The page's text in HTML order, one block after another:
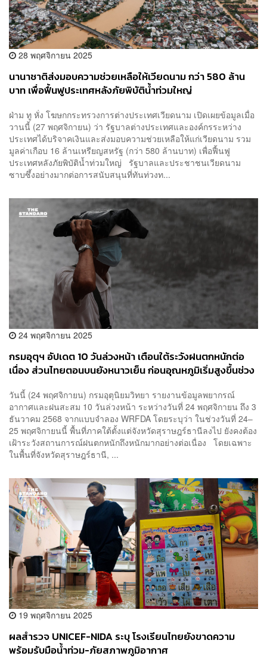
28 พฤศจิกายน 2025
นานาชาติส่งมอบความช่วยเหลือให้เวียดนาม กว่า 580 ล้าน
บาท เพื่อฟื้นฟูประเทศหลังภัยพิบัติน้ำท่วมใหญ่
ฝ่าม ทู หั่ง โฆษกกระทรวงการต่างประเทศเวียดนาม เปิดเผยข้อมูลเมื่อ
วานนี้ (27 พฤศจิกายน) ว่า รัฐบาลต่างประเทศและองค์กรระหว่าง
ประเทศได้บริจาคเงินและส่งมอบความช่วยเหลือให้แก่เวียดนาม รวม
มูลค่าเกือบ 16 ล้านเหรียญสหรัฐ (กว่า 580 ล้านบาท) เพื่อฟื้นฟู
ประเทศหลังภัยพิบัติน้ำท่วมใหญ่ รัฐบาลและประชาชนเวียดนาม
ซาบซึ้งอย่างมากต่อการสนับสนุนที่ทันท่วงท...
24 พฤศจิกายน 2025
กรมอุตุฯ อัปเดต 10 วันล่วงหน้า เตือนใต้ระวังฝนตกหนักต่อ
เนื่อง ส่วนไทยตอนบนยังหนาวเย็น ก่อนอุณหภูมิเริ่มสูงขึ้นช่วง
วันนี้ (24 พฤศจิกายน) กรมอุตุนิยมวิทยา รายงานข้อมูลพยากรณ์
อากาศและฝนสะสม 10 วันล่วงหน้า ระหว่างวันที่ 24 พฤศจิกายน ถึง 3
ธันวาคม 2568 จากแบบจำลอง WRFDA โดยระบุว่า ในช่วงวันที่ 24–
25 พฤศจิกายนนี้ พื้นที่ภาคใต้ตั้งแต่จังหวัดสุราษฎร์ธานีลงไป ยังคงต้อง
เฝ้าระวังสถานการณ์ฝนตกหนักถึงหนักมากอย่างต่อเนื่อง โดยเฉพาะ
ในพื้นที่จังหวัดสุราษฎร์ธานี, ...
19 พฤศจิกายน 2025
ผลสำรวจ UNICEF-NIDA ระบุ โรงเรียนไทยยังขาดความ
พร้อมรับมือน้ำท่วม-ภัยสภาพภูมิอากาศ